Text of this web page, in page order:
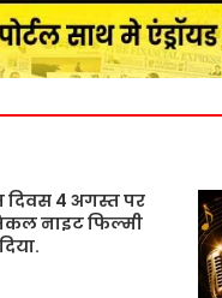
दिवस 4 अगस्त पर
नाइट फिल्मी